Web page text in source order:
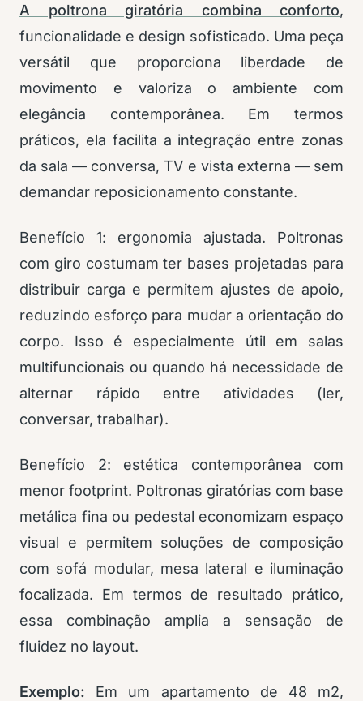
A poltrona giratória combina conforto,
funcionalidade e design sofisticado. Uma peça
versátil que proporciona liberdade de
movimento e valoriza o ambiente com
elegância contemporânea. Em termos
práticos, ela facilita a integração entre zonas
da sala — conversa, TV e vista externa — sem
demandar reposicionamento constante.
Benefício 1: ergonomia ajustada. Poltronas
com giro costumam ter bases projetadas para
distribuir carga e permitem ajustes de apoio,
reduzindo esforço para mudar a orientação do
corpo. Isso é especialmente útil em salas
multifuncionais ou quando há necessidade de
alternar rápido entre atividades (ler,
conversar, trabalhar).
Benefício 2: estética contemporânea com
menor footprint. Poltronas giratórias com base
metálica fina ou pedestal economizam espaço
visual e permitem soluções de composição
com sofá modular, mesa lateral e iluminação
focalizada. Em termos de resultado prático,
essa combinação amplia a sensação de
fluidez no layout.
Exemplo: Em um apartamento de 48 m2,